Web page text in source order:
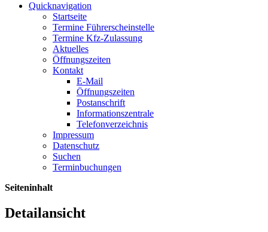
Quicknavigation
Startseite
Termine Führerscheinstelle
Termine Kfz-Zulassung
Aktuelles
Öffnungszeiten
Kontakt
E-Mail
Öffnungszeiten
Postanschrift
Informationszentrale
Telefonverzeichnis
Impressum
Datenschutz
Suchen
Terminbuchungen
Seiteninhalt
Detailansicht